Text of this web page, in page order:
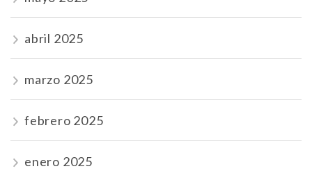
abril 2025
marzo 2025
febrero 2025
enero 2025